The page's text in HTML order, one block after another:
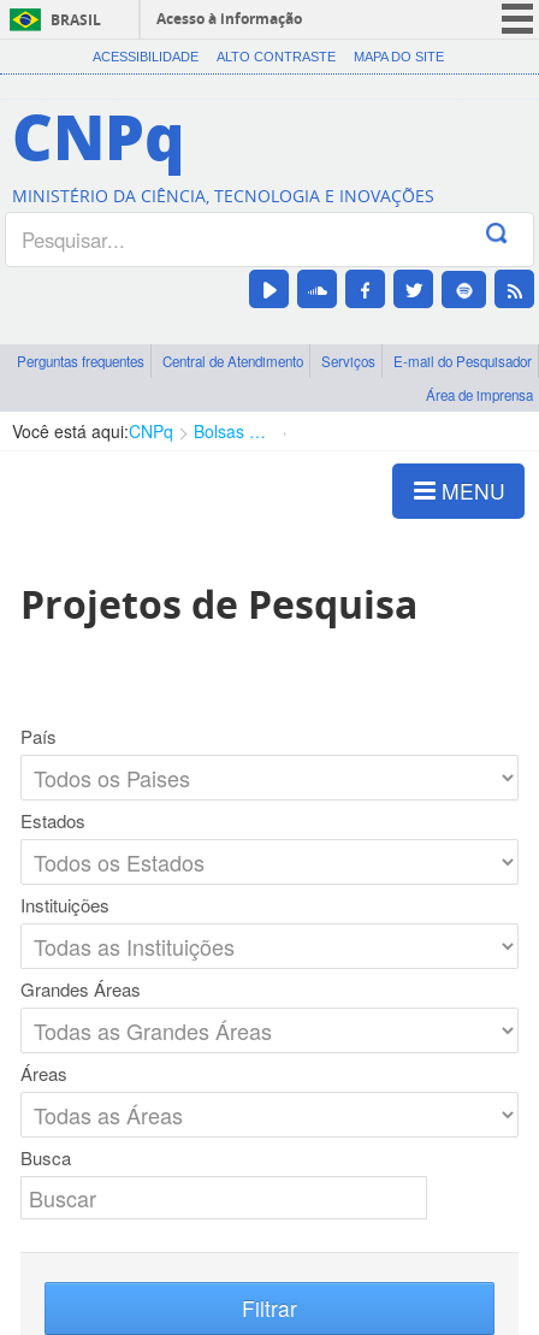
BRASIL
Acesso à informação
CORONAVÍRUS (COVID-19)
Canais
ACESSIBILIDADE ALTO CONTRASTE MAPA DO SITE
CNPq
MINISTÉRIO DA CIÊNCIA, TECNOLOGIA E INOVAÇÕES
Perguntas frequentes Central de Atendimento Serviços
E-mail do Pesquisador
Área de imprensa
Você está aqui:CNPq Bolsas e Auxílios Vigentes
MENU
Projetos de Pesquisa
País
Estados
Instituições
Grandes Áreas
Áreas
Busca
Filtrar